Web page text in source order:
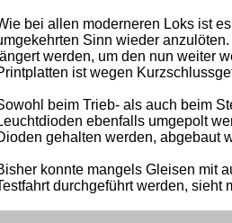
bei allen moderneren Loks ist
Sinn wieder
längert werden, um den nun weiter
ist wegen
beim Trieb- als auch beim
ebenfalls umgepolt
gehalten werden, abgebaut
konnte mangels Gleisen mit
durchgeführt werden, sieht